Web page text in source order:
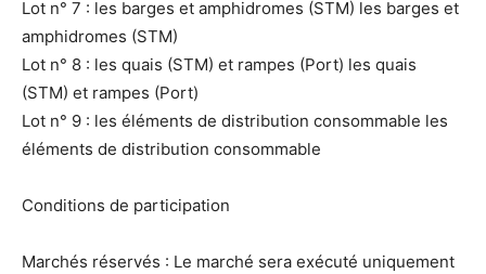
Lot n° 7 : les barges et amphidromes (STM) les barges et
amphidromes (STM)
Lot n° 8 : les quais (STM) et rampes (Port) les quais
(STM) et rampes (Port)
Lot n° 9 : les éléments de distribution consommable les
éléments de distribution consommable
Conditions de participation
Marchés réservés : Le marché sera exécuté uniquement